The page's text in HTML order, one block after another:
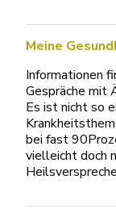
Meine
Informationen
Gespräche mit
Es ist nicht so
bei fast
vielleicht doch